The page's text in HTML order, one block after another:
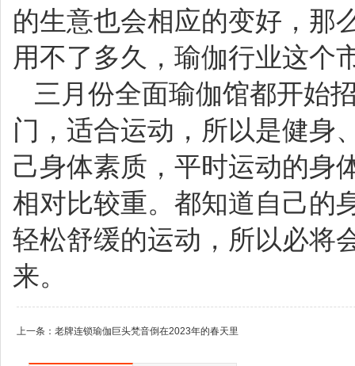
的生意也会相应的变好，那
用不了多久 ，瑜伽行业这个
三月份全面瑜伽馆都开始
门，适合运动，所以是健身
己身体素质，平时运动的身
相对比较重。都知道自己的
轻松舒缓的运动，所以必将
来。
上一条： 老牌连锁瑜伽巨头梵音倒在2023年的春天里